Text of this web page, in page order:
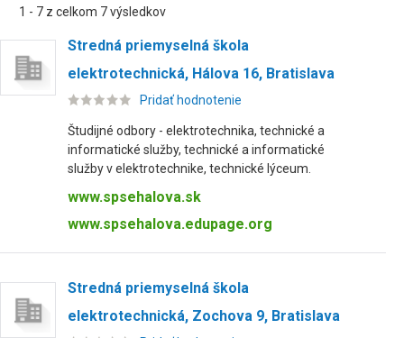
1 - 7 z celkom 7 výsledkov
Stredná priemyselná škola
elektrotechnická, Hálova 16, Bratislava
Pridať hodnotenie
Študijné odbory - elektrotechnika, technické a
informatické služby, technické a informatické
služby v elektrotechnike, technické lýceum.
www.spsehalova.sk
www.spsehalova.edupage.org
Stredná priemyselná škola
elektrotechnická, Zochova 9, Bratislava